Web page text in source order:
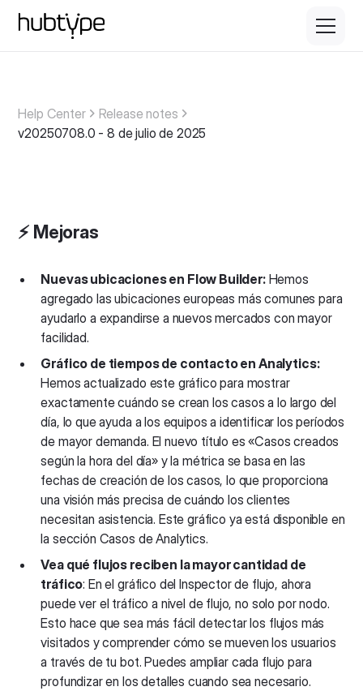
Help Center
Release notes
v20250708.0 - 8 de julio de 2025
⚡️ Mejoras
Nuevas ubicaciones en Flow Builder:Hemos
agregado las ubicaciones europeas más comunes para
ayudarlo a expandirse a nuevos mercados con mayor
facilidad.
Gráfico de tiempos de contacto en Analytics:
Hemos actualizado este gráfico para mostrar
exactamente cuándo se crean los casos a lo largo del
día, lo que ayuda a los equipos a identificar los períodos
de mayor demanda. El nuevo título es «Casos creados
según la hora del día» y la métrica se basa en las
fechas de creación de los casos, lo que proporciona
una visión más precisa de cuándo los clientes
necesitan asistencia. Este gráfico ya está disponible en
la sección Casos de Analytics.
Vea qué flujos reciben la mayor cantidad de
tráfico: En el gráfico del Inspector de flujo, ahora
puede ver el tráfico a nivel de flujo, no solo por nodo.
Esto hace que sea más fácil detectar los flujos más
visitados y comprender cómo se mueven los usuarios
a través de tu bot. Puedes ampliar cada flujo para
profundizar en los detalles cuando sea necesario.